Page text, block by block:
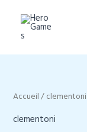
contenu
Accueil/ clementoni
clementoni